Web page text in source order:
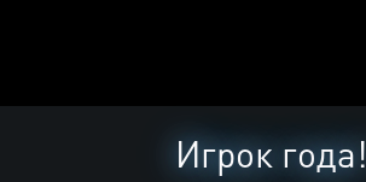
Игрок года!